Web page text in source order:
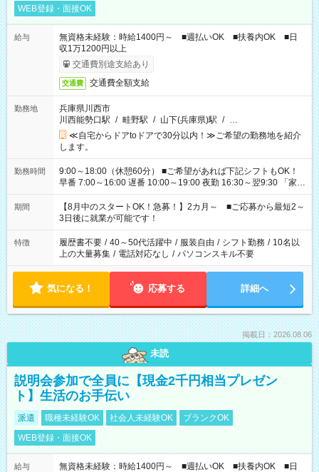
WEB登録・面接OK
給与
無資格未経験：時給1400円～ ■週払いOK ■扶養内OK ■日
収1万1200円以上
交通費別途支給あり
交通費 交通費全額支給
勤務地
兵庫県川西市
川西能勢口駅 / 畦野駅 / 山下(兵庫県)駅 / …
≪自宅からドアtoドアで30分以内！≫ご希望の勤務地を紹介
します。
勤務時間
9:00～18:00（休憩60分） ■ご希望があれば下記シフトもOK！
早番 7:00～16:00 遅番 10:00～19:00 夜勤 16:30～翌9:30 「家族
と休みを合わせたい」 「余裕を持って夕飯の準備がしたい」
「できれば残業はしたくない」 など、ご希望を教えてください
ね。 ※Wワーク希望の方へ 今ご覧のお仕事で希望する勤務時間
と、もう1つのお仕事の勤務時間。 合計で週40時間を超える場
合は応募できません。
期間
【8月中のスタートOK！急募！】2カ月～ ■ご応募から最短2～
3日後に就業が可能です！
特徴 履歴書不要 / 40～50代活躍中 / 服装自由 / シフト勤務 / 10名以
上の大量募集 / 電話対応なし / パソコンスキル不要
気になる！ 応募する 詳細へ
掲載日：2026.08.06
未読
説明会参加で全員に【現金2千円相当プレゼン
ト】生活のお手伝い
派遣 職種未経験OK 社会人未経験OK
ブランクOK
WEB登録・面接OK
給与
無資格未経験：時給1400円～ ■週払いOK ■扶養内OK ■日